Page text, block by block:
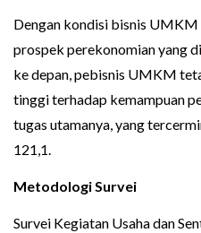
Dengan kondisi bisnis UMKM
prospek perekonomian yang
ke depan, pebisnis UMKM
tinggi terhadap kemampuan
tugas utamanya, yang
121,1.
Metodologi Survei
Survei Kegiatan Usaha dan